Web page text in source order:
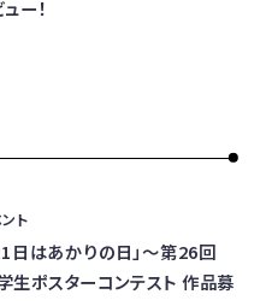
ー！
ト
日はあかりの日」～第26回
生ポスターコンテスト 作品募